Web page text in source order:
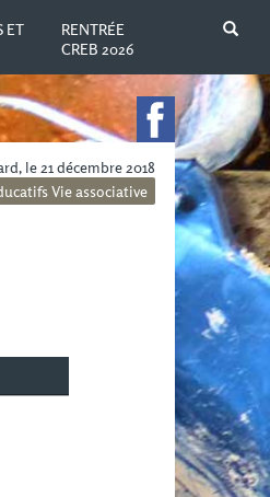
ET
RENTRÉE
CREB 2026
le 21 décembre 2018
Vie associative